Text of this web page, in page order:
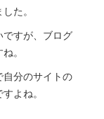
た。
ですが、ブログ
。
自分のサイトの
よね。